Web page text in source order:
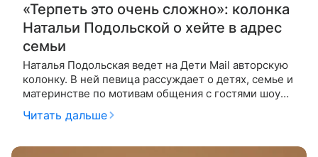
«Терпеть это очень сложно»: колонка
Натальи Подольской о хейте в адрес
семьи
Наталья Подольская ведет на Дети Mail авторскую
колонку. В ней певица рассуждает о детях, семье и
материнстве по мотивам общения с гостями шоу
«Ваша Наташа». На этот раз гостьей студии стала
певица Ольга
Читать дальше